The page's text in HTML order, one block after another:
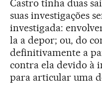
Castro tinha duas
suas investigações
investigada:
la a depor; ou, do
definitivamente a
contra ela devido à
para articular uma